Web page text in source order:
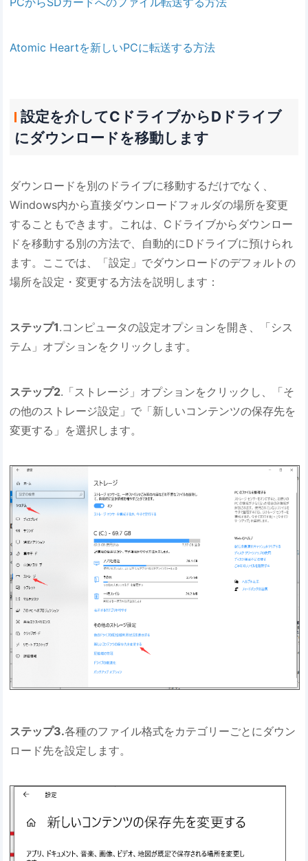
Atomic Heartを新しいPCに転送する方法
設定を介してCドライブからDドライブ
にダウンロードを移動します
ダウンロードを別のドライブに移動するだけでなく、
Windows内から直接ダウンロードフォルダの場所を変更
することもできます。これは、Cドライブからダウンロー
ドを移動する別の方法で、自動的にDドライブに預けられ
ます。ここでは、「設定」でダウンロードのデフォルトの
場所を設定・変更する方法を説明します：
ステップ1.コンピュータの設定オプションを開き、「シス
テム」オプションをクリックします。
ステップ2.「ストレージ」オプションをクリックし、「そ
の他のストレージ設定」で「新しいコンテンツの保存先を
変更する」を選択します。
ステップ3.各種のファイル格式をカテゴリーごとにダウン
ロード先を設定します。